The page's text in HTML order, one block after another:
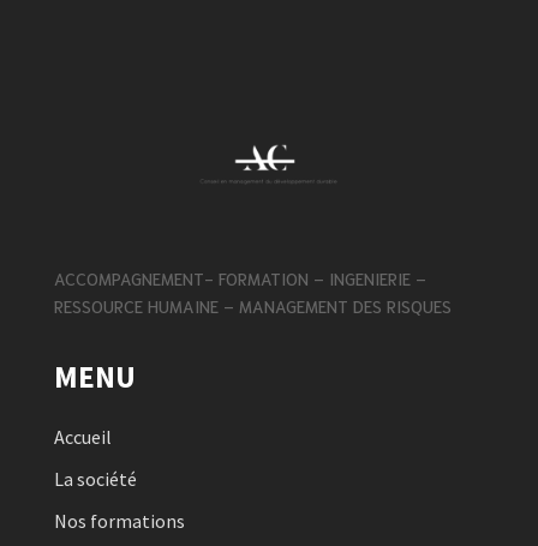
ACCOMPAGNEMENT- FORMATION – INGENIERIE –
RESSOURCE HUMAINE – MANAGEMENT DES RISQUES
MENU
Accueil
La société
Nos formations